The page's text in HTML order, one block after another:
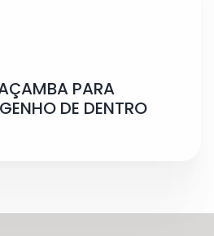
PARA
DE DENTRO